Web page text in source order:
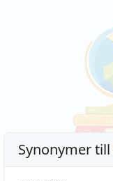
Synonymer till